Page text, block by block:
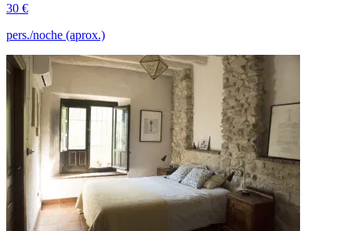
30 €
pers./noche (aprox.)